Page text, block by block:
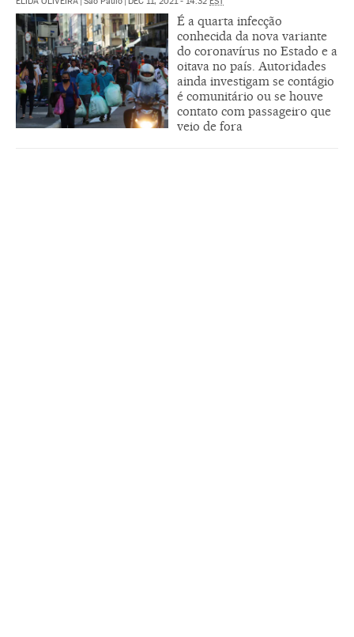
É a quarta infecção
conhecida da nova variante
do coronavírus no Estado e a
oitava no país. Autoridades
ainda investigam se contágio
é comunitário ou se houve
contato com passageiro que
veio de fora